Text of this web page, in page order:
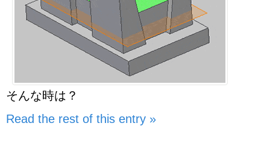
そんな時は？
Read the rest of this entry »